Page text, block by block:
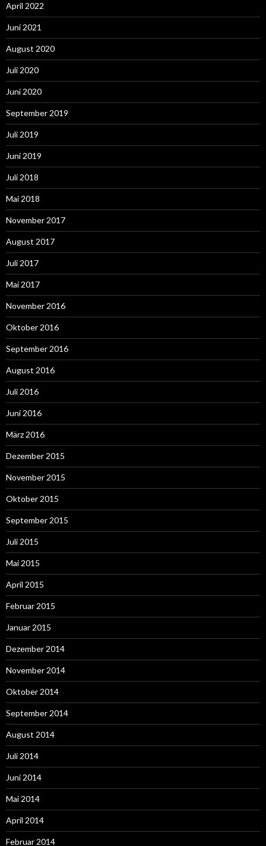
April 2022
Juni 2021
August 2020
Juli 2020
Juni 2020
September 2019
Juli 2019
Juni 2019
Juli 2018
Mai 2018
November 2017
August 2017
Juli 2017
Mai 2017
November 2016
Oktober 2016
September 2016
August 2016
Juli 2016
Juni 2016
März 2016
Dezember 2015
November 2015
Oktober 2015
September 2015
Juli 2015
Mai 2015
April 2015
Februar 2015
Januar 2015
Dezember 2014
November 2014
Oktober 2014
September 2014
August 2014
Juli 2014
Juni 2014
Mai 2014
April 2014
Februar 2014